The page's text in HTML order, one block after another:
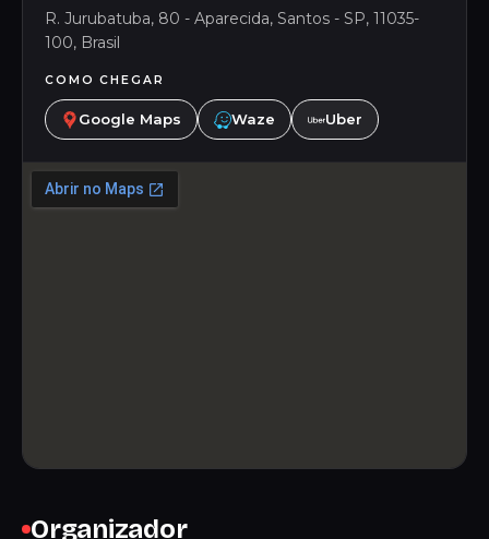
R. Jurubatuba, 80 - Aparecida, Santos - SP, 11035-
100, Brasil
COMO CHEGAR
Google Maps Waze Uber
Organizador